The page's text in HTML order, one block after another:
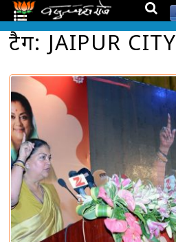
टैग: JAIPUR CITY